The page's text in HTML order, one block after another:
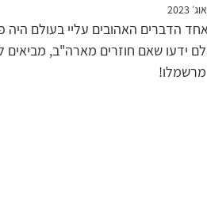
ללא מיקסר נומה
הדברים האהובים עליי בעולם
ידעו שאם חוזרים מארה"ב, מביאים